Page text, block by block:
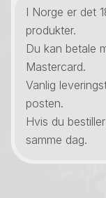
I Norge er det
produkter.
Du kan betale
Mastercard.
Vanlig
posten.
Hvis du
samme dag.